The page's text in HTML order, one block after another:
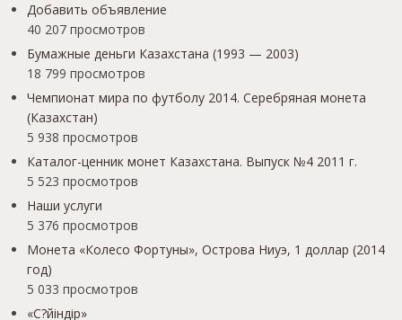
Добавить объявление
40 207 просмотров
Бумажные деньги Казахстана (1993 — 2003)
18 799 просмотров
Чемпионат мира по футболу 2014. Серебряная монета
(Казахстан)
5 938 просмотров
Каталог-ценник монет Казахстана. Выпуск №4 2011 г.
5 523 просмотров
Наши услуги
5 376 просмотров
Монета «Колесо Фортуны», Острова Ниуэ, 1 доллар (2014
год)
5 033 просмотров
«С?йіндір»